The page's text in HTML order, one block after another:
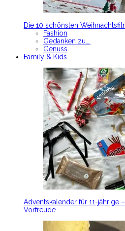
Die 10 schönsten
Fashion
Gedanken zu….
Genuss
Family & Kids
Adventskalender für 11-jährige
Vorfreude